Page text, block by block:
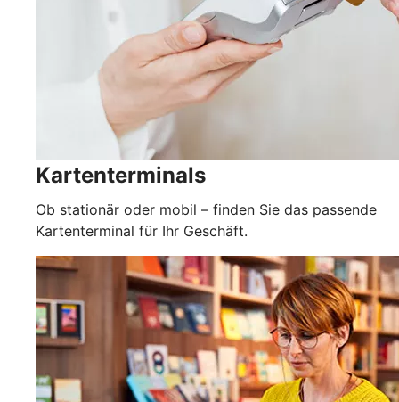
Kartenterminals
Ob stationär oder mobil – finden Sie das passende
Kartenterminal für Ihr Geschäft.